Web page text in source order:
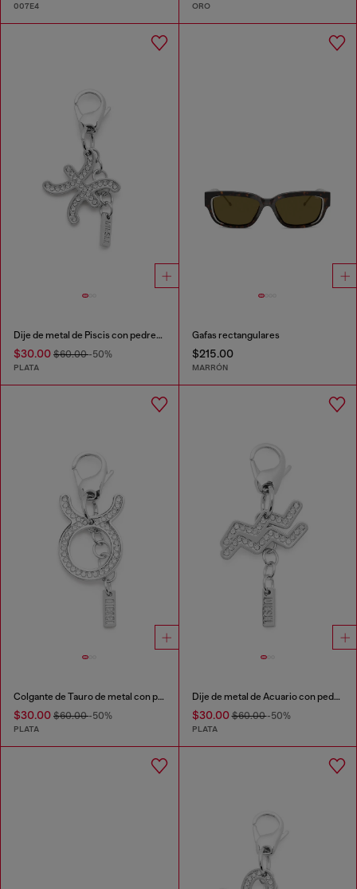
007E4 ORO
Dije de metal de Piscis con pedrería
$30.00 $60.00-50%
PLATA
Gafas rectangulares
$215.00
MARRÓN
Colgante de Tauro de metal con pedrería
$30.00 $60.00-50%
PLATA
Dije de metal de Acuario con pedrería
$30.00$60.00-50%
PLATA